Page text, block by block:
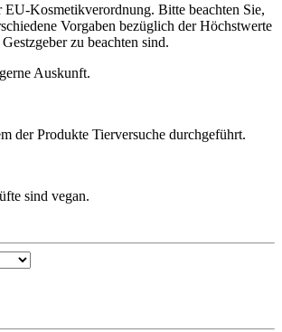
EU-Kosmetikverordnung. Bitte beachten Sie,
Vorgaben bezüglich der Höchstwerte
zu beachten sind.
Auskunft.
der Produkte Tierversuche durchgeführt.
sind vegan.